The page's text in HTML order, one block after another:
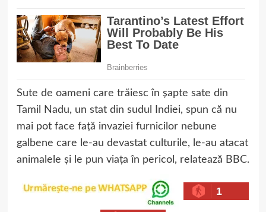
Sute de oameni care trăiesc în șapte sate din
Tamil Nadu, un stat din sudul Indiei, spun că nu
mai pot face față invaziei furnicilor nebune
galbene care le-au devastat culturile, le-au atacat
animalele și le pun viața în pericol, relatează BBC.
1